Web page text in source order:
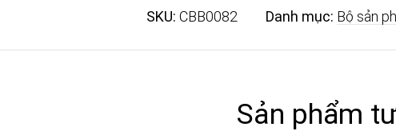
SKU: CBB0082 Danh mục: Bộ sản
Sản phẩm